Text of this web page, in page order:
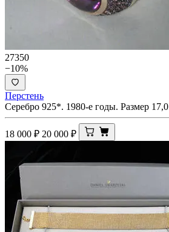
27350
−10%
Перстень
Серебро 925*. 1980-е годы. Размер 17,0
18 000 ₽ 20 000 ₽